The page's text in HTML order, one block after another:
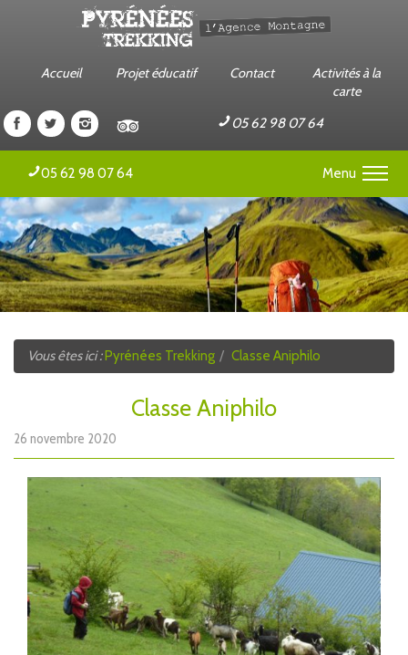
Accueil Projet éducatif Contact
Activités à la
carte
Pyrénées
Trekking
sur
Facebook
Pyrénées
Trekking
sur
Twitter
Pyrénées
Trekking
sur
Instagram
Trekking
Tripadvisor
05 62 98 07 64
05 62 98 07 64 Menu
Séjour Sportif Scolaire
Classe Verte et Rousse
Classe d'Hiver
Séjours et Stages Sportifs Adultes
Vous êtes ici :Pyrénées Trekking Classe Aniphilo
Classe Aniphilo
26 novembre 2020